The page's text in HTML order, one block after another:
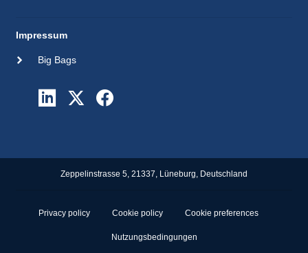
Impressum
Big Bags
Zeppelinstrasse 5, 21337, Lüneburg, Deutschland
Privacy policy Cookie policy Cookie preferences
Nutzungsbedingungen